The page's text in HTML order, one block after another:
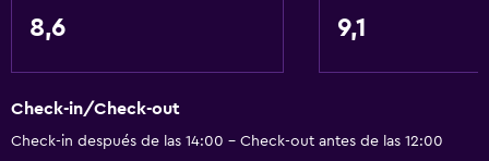
8,6 9,1
Check-in/Check-out
Check-in después de las 14:00 - Check-out antes de las 12:00